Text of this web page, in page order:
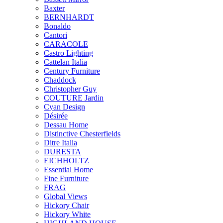
Baxter
BERNHARDT
Bonaldo
Cantori
CARACOLE
Castro Lighting
Cattelan Italia
Century Furniture
Chaddock
Christopher Guy
COUTURE Jardin
Cyan Design
Désirée
Dessau Home
Distinctive Chesterfields
Ditre Italia
DURESTA
EICHHOLTZ
Essential Home
Fine Furniture
FRAG
Global Views
Hickory Chair
Hickory White